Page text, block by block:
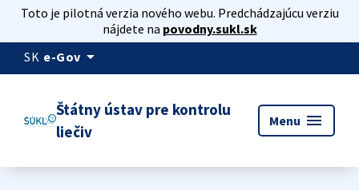
Toto je pilotná verzia nového webu. Predchádzajúcu verziu
nájdete na povodny.sukl.sk
SK e-Gov arrow_drop_down
Štátny ústav pre kontrolu
liečiv
Menu menu